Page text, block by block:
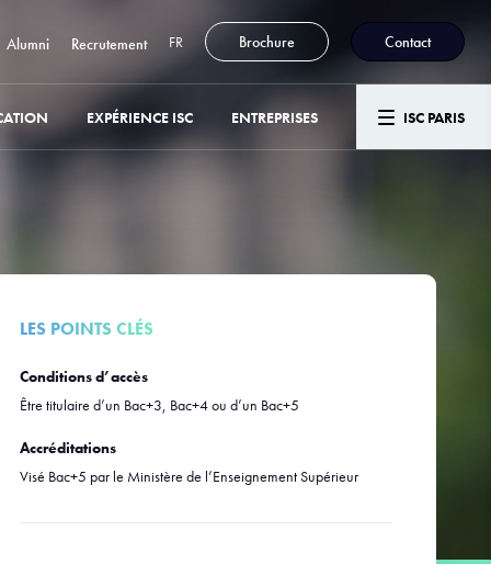
Alumni Recrutement FR Brochure Contact
EXPÉRIENCE ISC ENTREPRISES ISC PARIS
LES POINTS CLÉS
Conditions d’accès
Être titulaire d’un Bac+3, Bac+4 ou d’un Bac+5
Accréditations
Visé Bac+5 par le Ministère de l’Enseignement Supérieur